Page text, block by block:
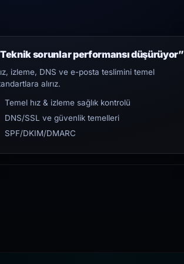
sorunlar performansı düşürüyor”
izleme, DNS ve e-posta teslimini temel
alırız.
Temel hız & izleme sağlık kontrolü
DNS/SSL ve güvenlik temelleri
SPF/DKIM/DMARC